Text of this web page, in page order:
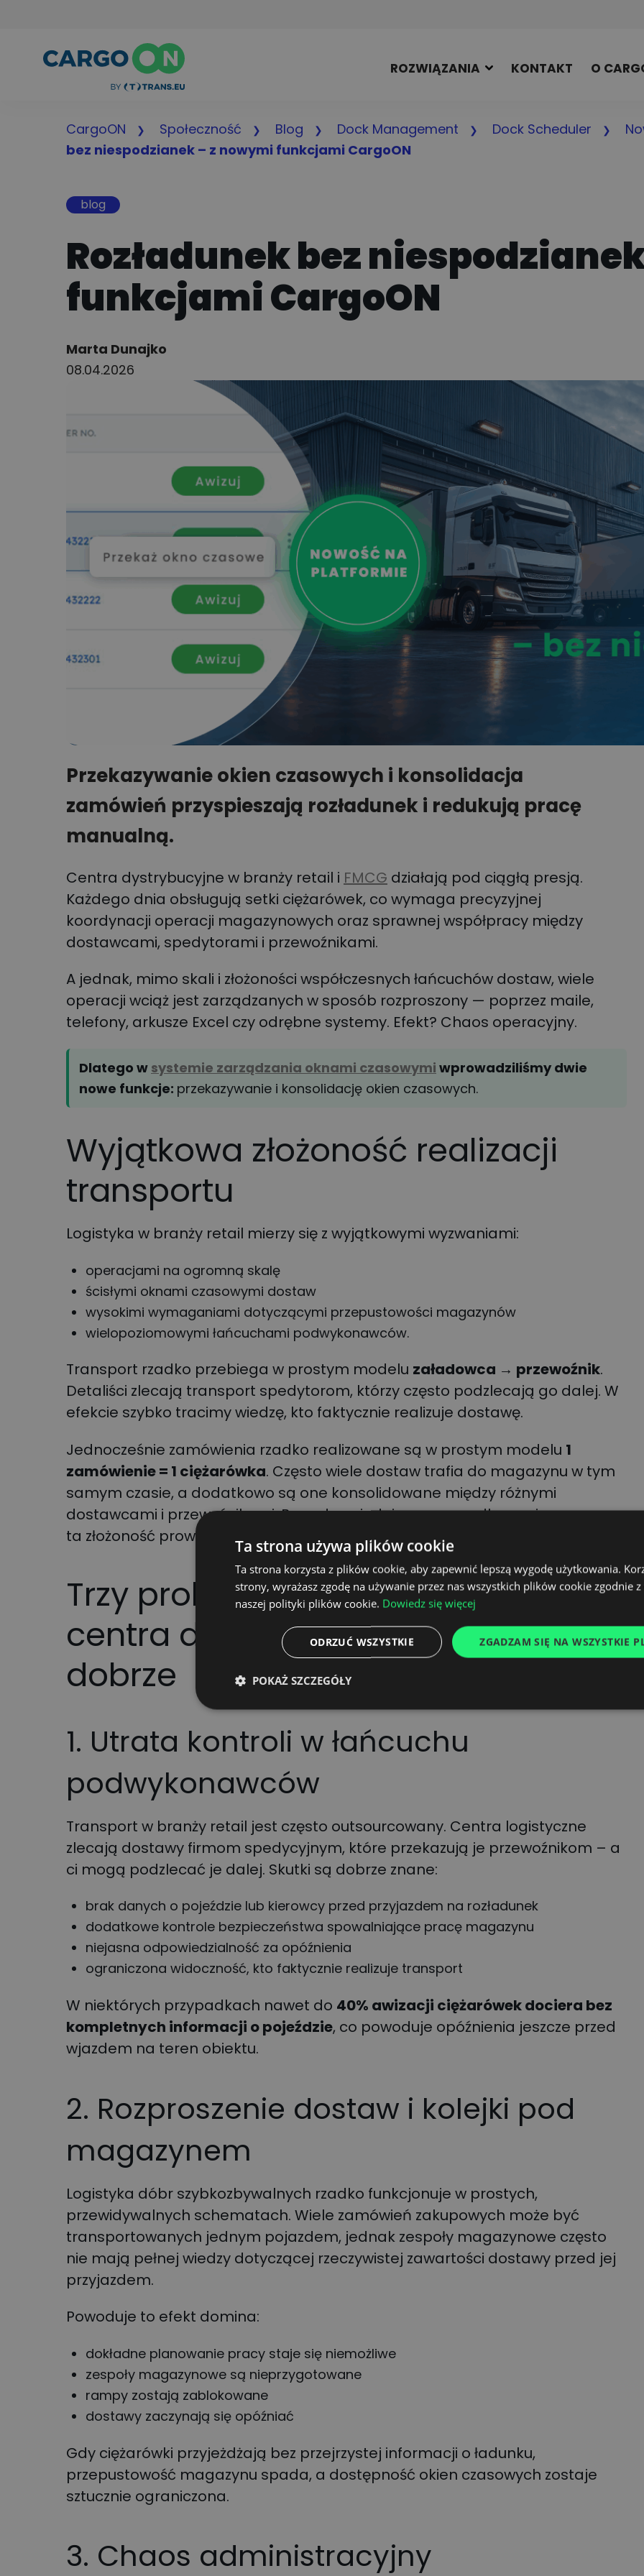
ROZWIĄZANIA KONTAKT O
CargoON Społeczność Blog Dock Management Dock Scheduler
bez niespodzianek – z nowymi funkcjami CargoON
blog
Rozładunek bez
funkcjami CargoON
Author:
Marta Dunajko
08.04.2026
Przekazywanie okien czasowych i konsolidacja
zamówień przyspieszają rozładunek i redukują pracę
manualną.
Centra dystrybucyjne w branży retail i FMCG działają pod ciągłą presją.
Każdego dnia obsługują setki ciężarówek, co wymaga precyzyjnej
koordynacji operacji magazynowych oraz sprawnej współpracy między
dostawcami, spedytorami i przewoźnikami.
A jednak, mimo skali i złożoności współczesnych łańcuchów dostaw, wiele
operacji wciąż jest zarządzanych w sposób rozproszony — poprzez maile,
telefony, arkusze Excel czy odrębne systemy. Efekt? Chaos operacyjny.
Dlatego w systemie zarządzania oknami czasowymi wprowadziliśmy dwie
nowe funkcje: przekazywanie i konsolidację okien czasowych.
Wyjątkowa złożoność realizacji
transportu
Logistyka w branży retail mierzy się z wyjątkowymi wyzwaniami:
operacjami na ogromną skalę
ścisłymi oknami czasowymi dostaw
wysokimi wymaganiami dotyczącymi przepustowości magazynów
wielopoziomowymi łańcuchami podwykonawców.
Transport rzadko przebiega w prostym modelu załadowca → przewoźnik.
Detaliści zlecają transport spedytorom, którzy często podzlecają go dalej. W
efekcie szybko tracimy wiedzę, kto faktycznie realizuje dostawę.
Jednocześnie zamówienia rzadko realizowane są w prostym modelu 1
zamówienie = 1 ciężarówka. Często wiele dostaw trafia do magazynu w tym
samym czasie, a dodatkowo są one konsolidowane między różnymi
dostawcami i przewoźnikami. Bez odpowiedniego uporządkowania procesu
ta złożoność prowadzi do niestabilności operacyjnej.
Trzy problemy operacyjne, które
centra dystrybucyjne znają aż za
dobrze
1. Utrata kontroli w łańcuchu
podwykonawców
Transport w branży retail jest często outsourcowany. Centra logistyczne
zlecają dostawy firmom spedycyjnym, które przekazują je przewoźnikom – a
ci mogą podzlecać je dalej. Skutki są dobrze znane:
brak danych o pojeździe lub kierowcy przed przyjazdem na rozładunek
dodatkowe kontrole bezpieczeństwa spowalniające pracę magazynu
niejasna odpowiedzialność za opóźnienia
ograniczona widoczność, kto faktycznie realizuje transport
W niektórych przypadkach nawet do 40% awizacji ciężarówek dociera bez
kompletnych informacji o pojeździe, co powoduje opóźnienia jeszcze przed
wjazdem na teren obiektu.
2. Rozproszenie dostaw i kolejki pod
magazynem
Logistyka dóbr szybkozbywalnych rzadko funkcjonuje w prostych,
przewidywalnych schematach. Wiele zamówień zakupowych może być
transportowanych jednym pojazdem, jednak zespoły magazynowe często
nie mają pełnej wiedzy dotyczącej rzeczywistej zawartości dostawy przed jej
przyjazdem.
Powoduje to efekt domina:
dokładne planowanie pracy staje się niemożliwe
zespoły magazynowe są nieprzygotowane
rampy zostają zablokowane
dostawy zaczynają się opóźniać
Gdy ciężarówki przyjeżdżają bez przejrzystej informacji o ładunku,
przepustowość magazynu spada, a dostępność okien czasowych zostaje
sztucznie ograniczona.
3. Chaos administracyjny
Ta strona używa plików cookie
Ta strona korzysta z plików cookie, aby zapewnić lepszą wygodę użytkowania.
strony, wyrażasz zgodę na używanie przez nas wszystkich plików cookie zgodnie
naszej polityki plików cookie. Dowiedz się więcej
ZGADZAM SIĘ NA WSZYSTKIE
ODRZUĆ WSZYSTKIE
POKAŻ SZCZEGÓŁY